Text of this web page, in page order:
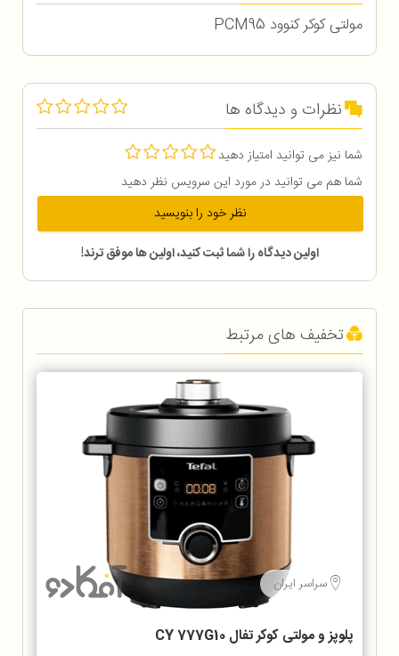
مولتی کوکر کنوود PCM95
نظرات و دیدگاه ها
شما نیز می توانید امتیاز دهید
شما هم می توانید در مورد این سرویس نظر دهید
نظر خود را بنویسید
اولین دیدگاه را شما ثبت کنید، اولین ها موفق ترند!
تخفیف های مرتبط
سراسر ایران
پلوپز و مولتی کوکر تفال CY 777G10